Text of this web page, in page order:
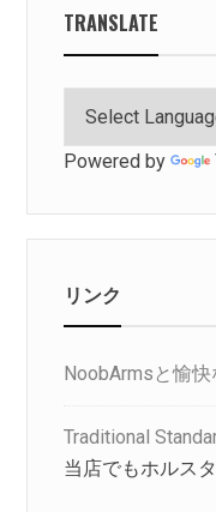
TRANSLATE
Powered by
リンク
NoobArmsと愉
Traditional
当店でもホルス